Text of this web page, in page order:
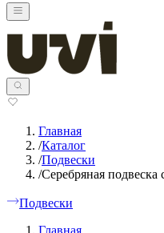
Главная
/Каталог
/Подвески
/Серебряная подвеска
Подвески
Главная